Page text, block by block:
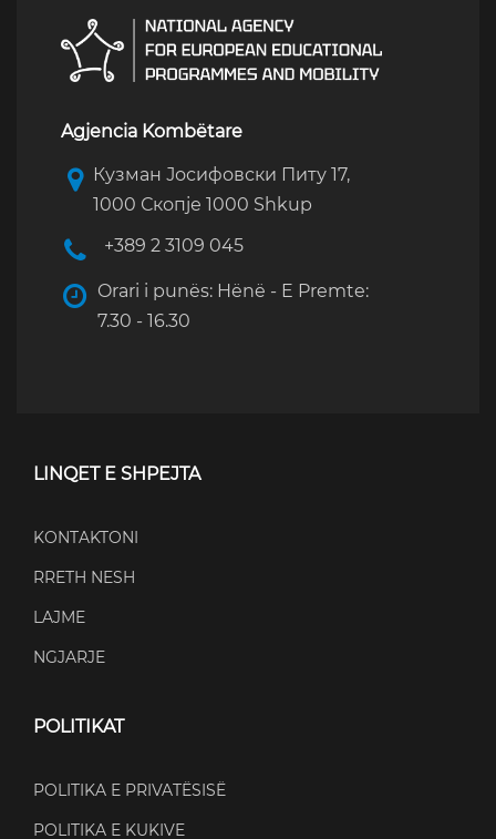
Agjencia Kombëtare
Кузман Јосифовски Питу 17,
1000 Скопје 1000 Shkup
+389 2 3109 045
Orari i punës: Hënë - E Premte:
7.30 - 16.30
LINQET E SHPEJTA
KONTAKTONI
RRETH NESH
LAJME
NGJARJE
POLITIKAT
POLITIKA E PRIVATËSISË
POLITIKA E KUKIVE